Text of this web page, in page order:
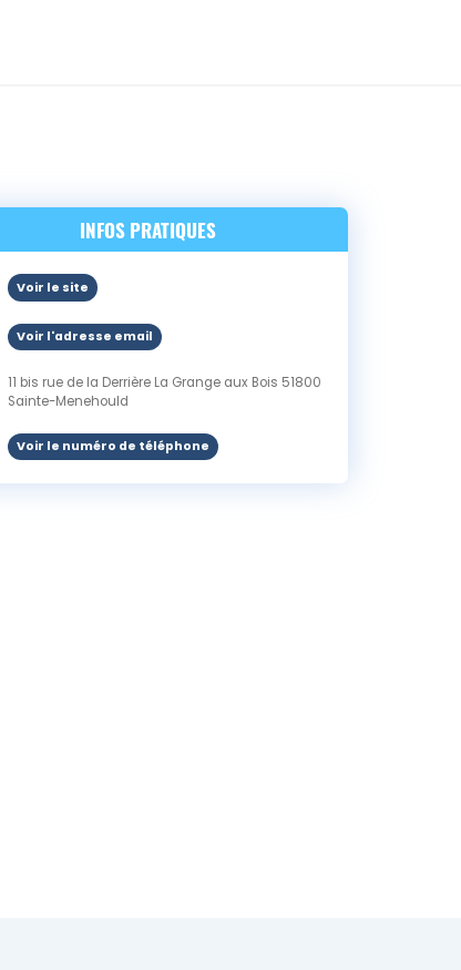
INFOS PRATIQUES
Voir le site
Voir l'adresse email
11 bis rue de la Derrière La Grange aux Bois 51800
Sainte-Menehould
Voir le numéro de téléphone